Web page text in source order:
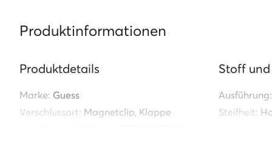
Produktinformationen
Produktdetails
Marke: Guess
Verschlussart: Magnetclip, Klappe
Stoff
Ausführung:
Steifheit: